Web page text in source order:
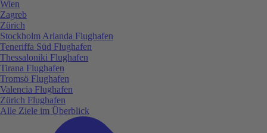
Wien
Zagreb
Zürich
Stockholm Arlanda Flughafen
Teneriffa Süd Flughafen
Thessaloniki Flughafen
Tirana Flughafen
Tromsö Flughafen
Valencia Flughafen
Zürich Flughafen
Alle Ziele im Überblick